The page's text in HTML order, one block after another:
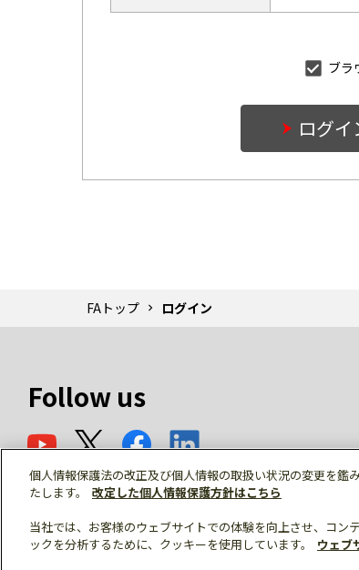
ブラ
ログイ
FAトップ ログイン
Follow us
© Mitsubishi Electric Corporation
個人情報保護法の改正及び個人情報の取扱い状況の変更を鑑
たします。
改定した個人情報保護方針はこちら
当社では、お客様のウェブサイトでの体験を向上させ、コン
ックを分析するために、クッキーを使用しています。
ウェブ